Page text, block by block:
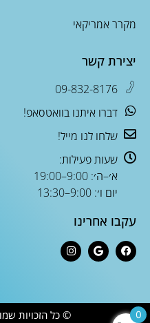
מקרר אמריקאי
יצירת קשר
09-832-8176
דברו איתנו בוואטסאפ!
שלחו לנו מייל!
שעות פעילות:
א׳–ה׳: 9:00–19:00
יום ו׳: 9:00–13:30
עקבו אחרינו
© כל הזכויות 0